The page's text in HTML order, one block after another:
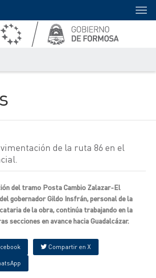
de la ruta 86 en el
del tramo Posta Cambio Zalazar-El
gobernador Gildo Insfrán, personal de la
de la obra, continúa trabajando en la
secciones en avance hacia Guadalcázar.
Compartir en X